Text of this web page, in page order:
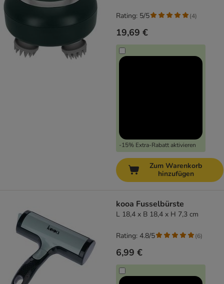
19,69 €
-15% Extra-Rabatt aktivieren
Rating: 5/5 (4)
Zum Warenkorb
hinzufügen
kooa Fusselbürste
L 18,4 x B 18,4 x H 7,3 cm
6,99 €
Rating: 4.8/5 (6)